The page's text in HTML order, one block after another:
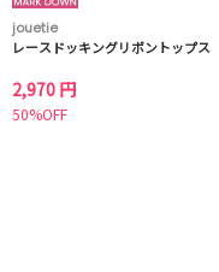
jouetie
レースドッキングリボントップス
2,970 円
50%OFF